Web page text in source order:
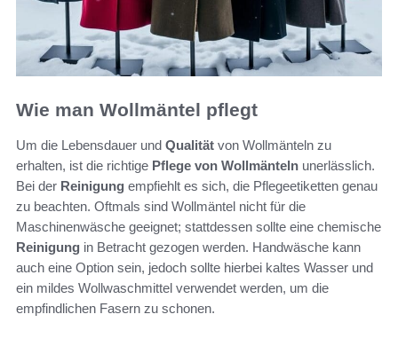
Wie man Wollmäntel pflegt
Um die Lebensdauer und Qualität von Wollmänteln zu
erhalten, ist die richtige Pflege von Wollmänteln unerlässlich.
Bei der Reinigung empfiehlt es sich, die Pflegeetiketten genau
zu beachten. Oftmals sind Wollmäntel nicht für die
Maschinenwäsche geeignet; stattdessen sollte eine chemische
Reinigung in Betracht gezogen werden. Handwäsche kann
auch eine Option sein, jedoch sollte hierbei kaltes Wasser und
ein mildes Wollwaschmittel verwendet werden, um die
empfindlichen Fasern zu schonen.